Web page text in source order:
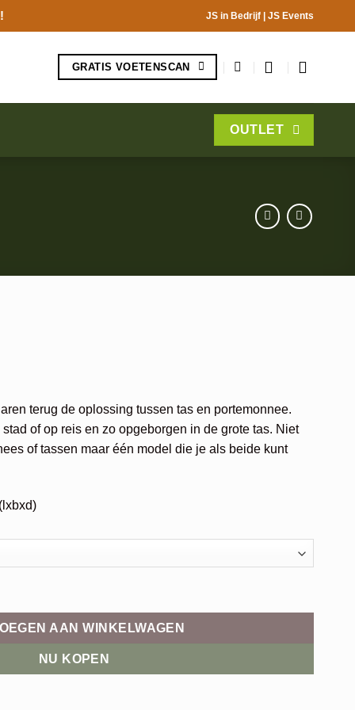
JS in Bedrijf | JS Events
GRATIS VOETENSCAN
OUTLET
terug de oplossing tussen tas en portemonnee.
of op reis en zo opgeborgen in de grote tas. Niet
of tassen maar één model die je als beide kunt
AAN WINKELWAGEN
NU KOPEN